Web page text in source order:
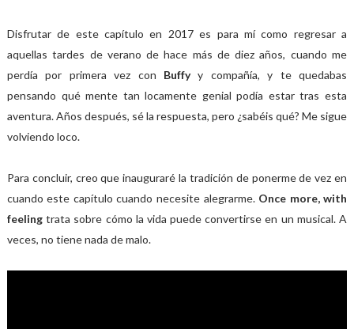
Disfrutar de este capítulo en 2017 es para mí como regresar a
aquellas tardes de verano de hace más de diez años, cuando me
perdía por primera vez con Buffyy compañía, y te quedabas
pensando qué mente tan locamente genial podía estar tras esta
aventura. Años después, sé la respuesta, pero ¿sabéis qué? Me sigue
volviendo loco.
Para concluir, creo que inauguraré la tradición de ponerme de vez en
cuando este capítulo cuando necesite alegrarme. Once more, with
feelingtrata sobre cómo la vida puede convertirse en un musical. A
veces, no tiene nada de malo.